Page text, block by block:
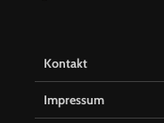
Kontakt
Impressum